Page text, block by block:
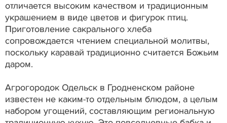
отличается высоким качеством и традиционным
украшением в виде цветов и фигурок птиц.
Приготовление сакрального хлеба
сопровождается чтением специальной молитвы,
поскольку каравай традиционно считается Божьим
даром.
Агрогородок Одельск в Гродненском районе
известен не каким-то отдельным блюдом, а целым
набором угощений, составляющим региональную